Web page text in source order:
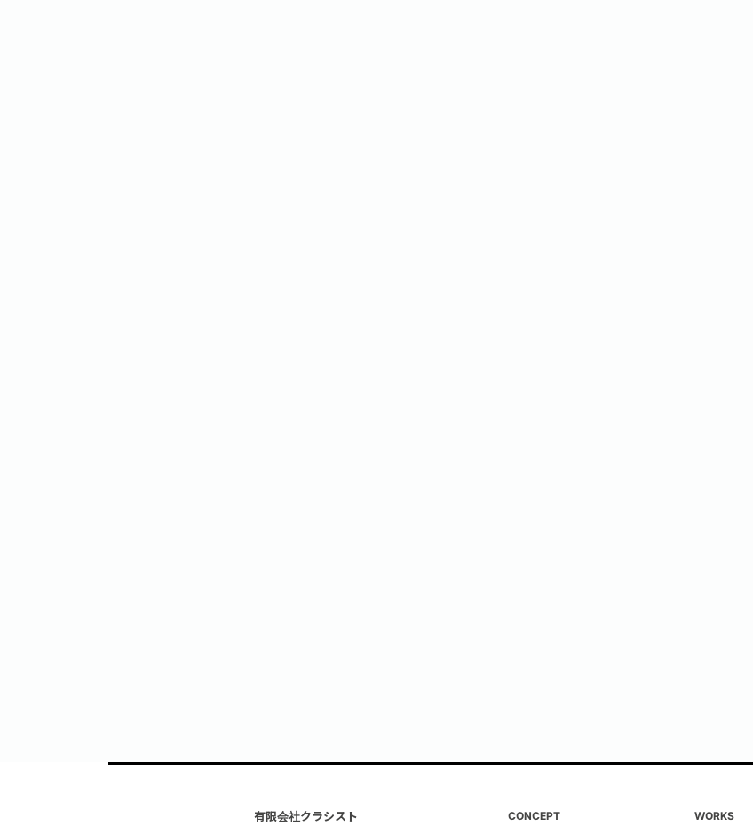
有限会社クラシスト CONCEPT WORKS